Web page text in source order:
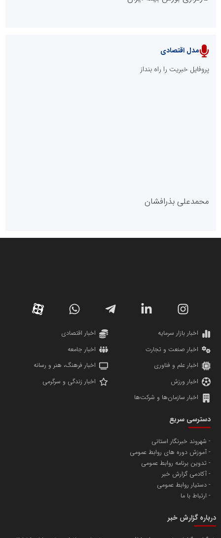
پایگاه خبری نهضت ملی مسکن
پایگاه خبری گفتمان یزد
دانشگاه سئوی ایران
پایگاه اطلاع رسانی اعتلای نهادهای مردمی
تامین آهن اسفنجی تولیدکنندگان فولاد در کشور
مدل اقتصادی
پروفایل خبریت را راه بنداز
محمدعلی بذرافشان
مریم حاج نوروز نظری
مسعودصادقی
اخبار بازار سرمایه
اخبار اقتصادی
اخبار صنعت و تجارت
اخبار جامعه
اخبار علم و فناوری
اخبار فرهنگ، هنر و رسانه
اخبار ورزش
اخبار زندگی و سرگرمی
اخبار سازمان‌ها و شرکت‌ها
دسترسی سریع
شهروند خبرنگار استانی
آموزش دوره های روابط عمومی
تدوین برنامه روابط عمومی
آکادمی گزارش خبر
دستیار روابط عمومی
ارتباط با ما
درباره گزارش خبر